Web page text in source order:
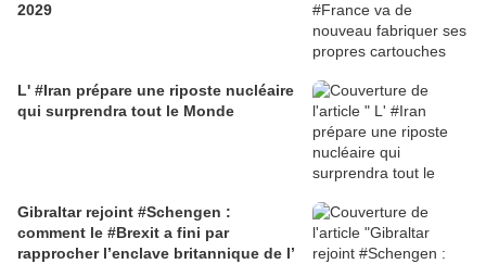
2029
L' #Iran prépare une riposte nucléaire
qui surprendra tout le Monde
Gibraltar rejoint #Schengen :
comment le #Brexit a fini par
rapprocher l’enclave britannique de l’